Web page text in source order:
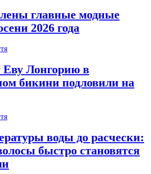
главные модные
2026 года
Еву Лонгорию в
бикини подловили на
воды до расчески:
быстро становятся